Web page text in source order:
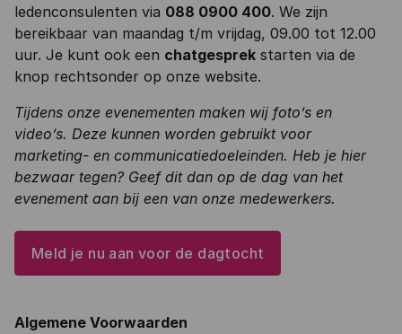
ledenconsulenten via 088 0900 400. We zijn
bereikbaar van maandag t/m vrijdag, 09.00 tot 12.00
uur. Je kunt ook een chatgesprek starten via de
knop rechtsonder op onze website.
Tijdens onze evenementen maken wij foto’s en
video’s. Deze kunnen worden gebruikt voor
marketing- en communicatiedoeleinden. Heb je hier
bezwaar tegen? Geef dit dan op de dag van het
evenement aan bij een van onze medewerkers.
Meld je nu aan voor de dagtocht
Algemene Voorwaarden